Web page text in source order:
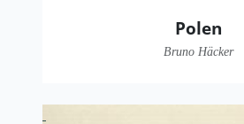
Polen
Bruno Häcker